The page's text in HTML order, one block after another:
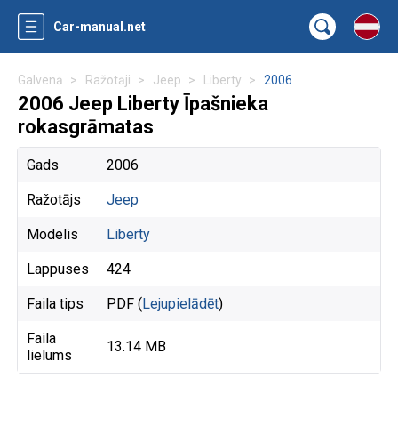
Car-manual.net
Galvenā Ražotāji Jeep Liberty 2006
2006 Jeep Liberty Īpašnieka
rokasgrāmatas
Gads 2006
Ražotājs Jeep
Modelis Liberty
Lappuses 424
Faila tips PDF (Lejupielādēt)
Faila
lielums
13.14 MB